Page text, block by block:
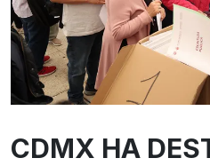
CDMX HA